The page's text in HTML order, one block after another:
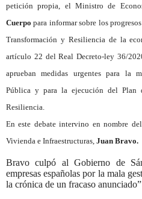
petición propia, el Ministro de
Cuerpo para informar sobre los
Transformación y Resiliencia de la
artículo 22 del Real Decreto-ley 36/
aprueban medidas urgentes para la
Pública y para la ejecución del Plan
Resiliencia.
En este debate intervino en nombre
Vivienda e Infraestructuras, Juan Bravo.
Bravo culpó al Gobierno de
empresas españolas por la mala
la crónica de un fracaso anunciado”